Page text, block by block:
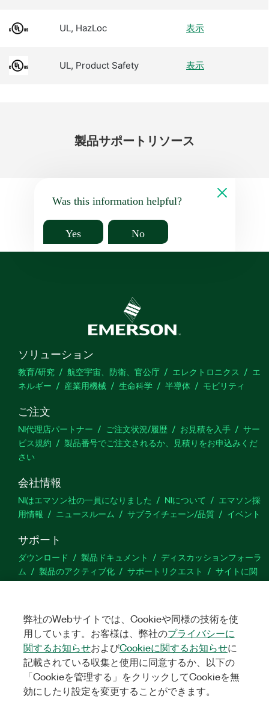
UL, HazLoc 表示
UL, Product Safety 表示
製品サポート リソース
Was this information helpful?
Yes No
ソリューション
教育/研究 航空宇宙、防衛、官公庁 エレクトロニクス
エ
ネルギー
産業用機械 生命科学 半導体 モビリティ
ご注文
NI代理店パートナー ご注文状況/履歴 お見積を入手
サー
ビス規約
製品番号でご注文されるか、見積りをお申込みくだ
さい
会社情報
NIはエマソン社の一員になりました NIについて
エマソン採
用情報
ニュースルーム サプライチェーン/品質 イベント
サポート
ダウンロード 製品ドキュメント
ディスカッションフォーラ
ム
製品のアクティブ化 サポートリクエスト
サイトに関
するご意見
TwitterYouTube
法令関連情報 |IMPRINT|プライバシー|クッキーを管理する
©NATIONAL INSTRUMENTS CORP. ALL RIGHTS RESERVED.
弊社のWebサイトでは、Cookieや同様の技術を使
用しています。お客様は、弊社のプライバシーに
関するお知らせおよびCookieに関するお知らせに
記載されている収集と使用に同意するか、以下の
「Cookieを管理する」をクリックしてCookieを無
効にしたり設定を変更することができます。